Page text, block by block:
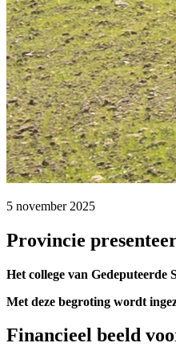
5 november 2025
Provincie
Het college van Gedeputeerde
Met deze begroting wordt
Financieel beeld